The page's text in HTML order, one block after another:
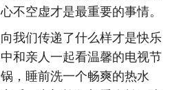
不空虚才是最重要的事情。
们传递了什么样才是快乐
和亲人一起看温馨的电视节
，睡前洗一个畅爽的热水